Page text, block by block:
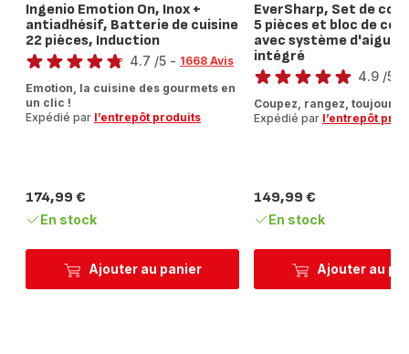
Ajouter au panier
Ingenio Emotion On, Inox +
antiadhésif, Batterie de cuisine
22 pièces, Induction
Note
4.7 /5 - 1668 Avis
Emotion, la cuisine des gourmets en
un clic !
Expédié par l’entrepôt produits
Prix
174,99 €
En stock
Ajouter au
EverSharp, Set de
5 pièces et bloc de
avec système
intégré
Note
4.9 /5
Coupez, rangez, toujours
Expédié par l’entrepôt
Prix
149,99 €
En stock